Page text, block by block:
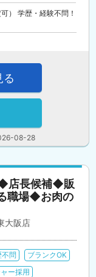
） 学歴・経験不問！
08-28
る
店長候補◆販
職場◆お肉の
大阪店
不問
ブランクOK
ー採用